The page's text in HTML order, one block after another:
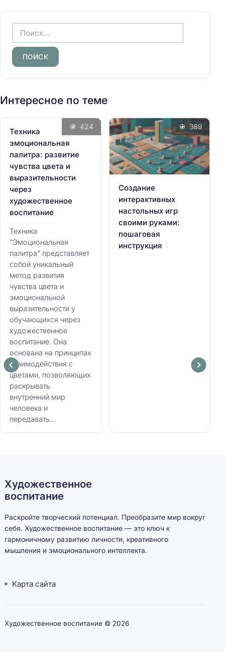
а
й
т
и
Интересное по теме
Техника
эмоциональная
палитра: развитие
чувства цвета и
выразительности
через
художественное
воспитание
Техника
"Эмоциональная
палитра" представляет
собой уникальный
метод развития
чувства цвета и
эмоциональной
выразительности у
обучающихся через
художественное
воспитание. Она
основана на принципах
взаимодействия с
цветами, позволяющих
раскрывать
внутренний мир
человека и
передавать...
424
Создание
интерактивных
настольных игр
своими руками:
пошаговая
инструкция
389
Художественное
воспитание
Раскройте творческий потенциал. Преобразите мир вокруг
себя. Художественное воспитание — это ключ к
гармоничному развитию личности, креативного
мышления и эмоционального интеллекта.
Карта сайта
Художественное воспитание © 2026